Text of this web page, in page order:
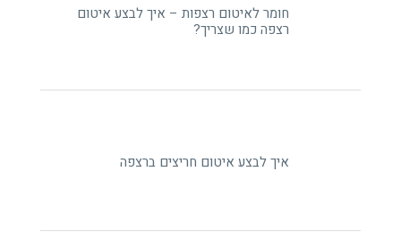
חומר לאיטום רצפות – איך לבצע איטום
רצפה כמו שצריך?
איך לבצע איטום חריצים ברצפה